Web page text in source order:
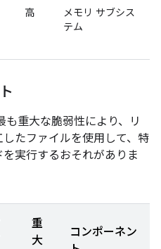
高
メモリ サブシス
テム
も重大な脆弱性により、リ
たファイルを使用して、特
実行するおそれがありま
重
大
コンポーネン